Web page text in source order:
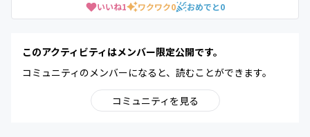
いいね1 ワクワク0 おめでと0
このアクティビティはメンバー限定公開です。
コミュニティのメンバーになると、読むことができます。
コミュニティを見る